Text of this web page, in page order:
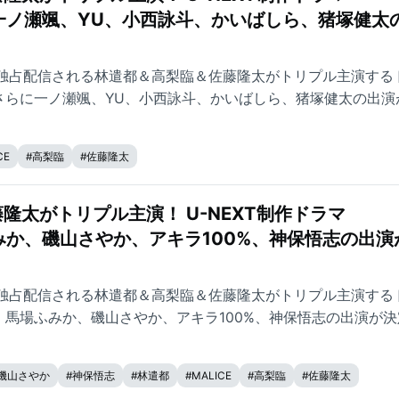
瀬颯、YU、小西詠斗、かいばしら、猪塚健太
配信される林遣都＆高梨臨＆佐藤隆太がトリプル主演する
に一ノ瀬颯、YU、小西詠斗、かいばしら、猪塚健太の出
#高梨臨 #佐藤隆太
太がトリプル主演！ U-NEXT制作ドラマ
、磯山さやか、アキラ100%、神保悟志の出演
配信される林遣都＆高梨臨＆佐藤隆太がトリプル主演する
場ふみか、磯山さやか、アキラ100%、神保悟志の出演が
山さやか #神保悟志 #林遣都 #MALICE #高梨臨 #佐藤隆太